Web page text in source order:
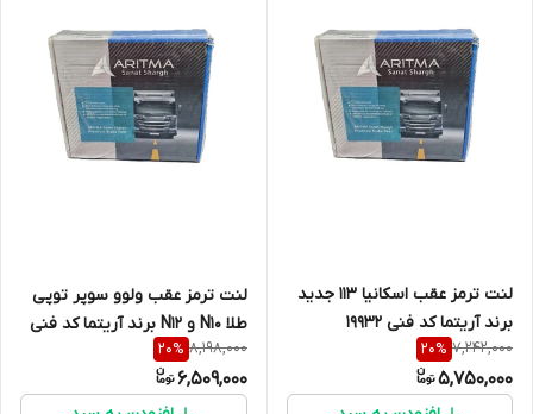
لنت ترمز عقب اسکانیا 113 جدید
برند آریتما کد فنی 19932
7,242,000
20%
5,750,000
لنت ترمز عقب ولوو سوپر توپی
طلا N10 و N12 برند آریتما کد فنی
19562/63
8,198,000
20%
6,509,000